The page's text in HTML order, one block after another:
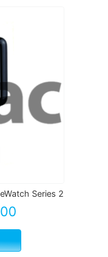
Series 2